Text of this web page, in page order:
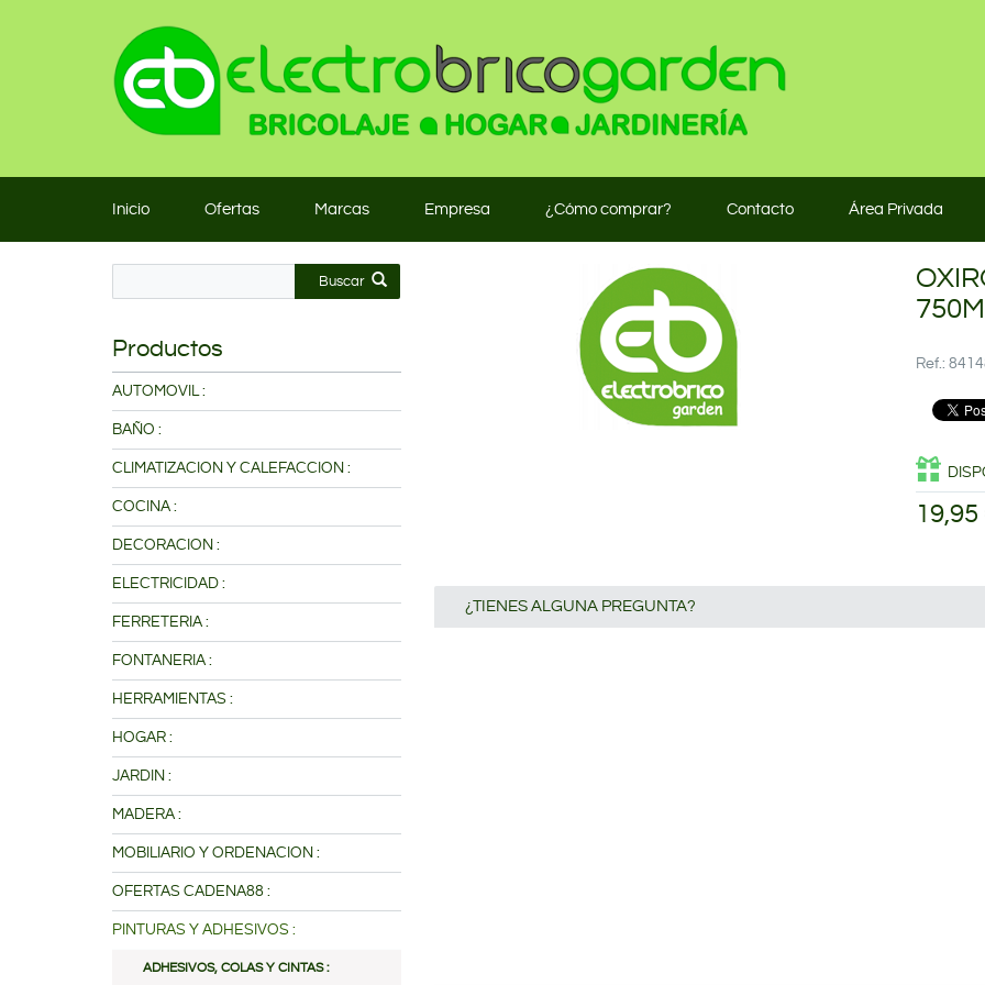
Inicio Ofertas Marcas Empresa ¿Cómo comprar? Contacto Área Privada
Buscar
Productos
AUTOMOVIL :
BAÑO :
CLIMATIZACION Y CALEFACCION :
COCINA :
DECORACION :
ELECTRICIDAD :
FERRETERIA :
FONTANERIA :
HERRAMIENTAS :
HOGAR :
JARDIN :
MADERA :
MOBILIARIO Y ORDENACION :
OFERTAS CADENA88 :
PINTURAS Y ADHESIVOS :
ADHESIVOS, COLAS Y CINTAS :
Ref.:
19,95
¿TIENES ALGUNA PREGUNTA?